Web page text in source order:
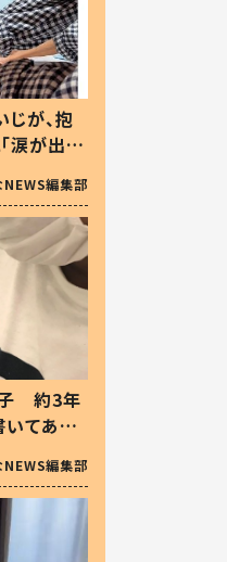
が、抱
涙が出ま
NEWS編集部
子 約3年
てあっ
NEWS編集部